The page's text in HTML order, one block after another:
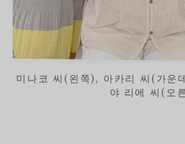
미나코 씨(왼쪽), 아카리 씨(가운
야 리에 씨(오